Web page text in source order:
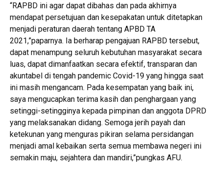
“RAPBD ini agar dapat dibahas dan pada akhirnya
mendapat persetujuan dan kesepakatan untuk ditetapkan
menjadi peraturan daerah tentang APBD TA
2021,”paparnya. Ia berharap pengajuan RAPBD tersebut,
dapat menampung seluruh kebutuhan masyarakat secara
luas, dapat dimanfaatkan secara efektif, transparan dan
akuntabel di tengah pandemic Covid-19 yang hingga saat
ini masih mengancam. Pada kesempatan yang baik ini,
saya mengucapkan terima kasih dan penghargaan yang
setinggi-setingginya kepada pimpinan dan anggota DPRD
yang melaksanakan didang. Semoga jerih payah dan
ketekunan yang menguras pikiran selama persidangan
menjadi amal kebaikan serta semua membawa negeri ini
semakin maju, sejahtera dan mandiri,”pungkas AFU.